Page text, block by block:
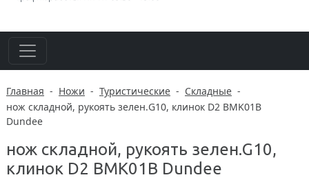
Главная - Ножи - Туристические - Складные -
нож складной, рукоять зелен.G10, клинок D2 BMK01B
Dundee
нож складной, рукоять зелен.G10,
клинок D2 BMK01B Dundee